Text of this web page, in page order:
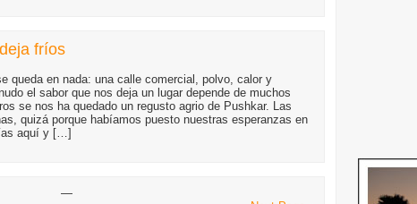
fríos
queda en nada: una calle comercial, polvo, calor y
el sabor que nos deja un lugar depende de muchos
se nos ha quedado un regusto agrio de Pushkar. Las
quizá porque habíamos puesto nuestras esperanzas en
aquí y […]
—